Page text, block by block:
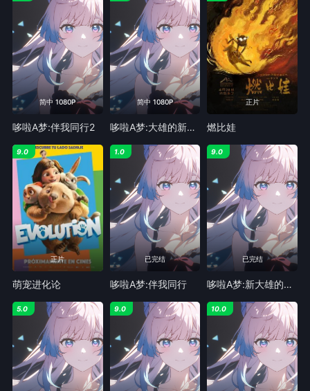
简中 1080P
哆啦A梦:伴我同行2
简中 1080P
哆啦A梦:大雄的新恐龙
正片
燃比娃
正片
9.0
萌宠进化论
已完结
1.0
哆啦A梦:伴我同行
已完结
9.0
哆啦A梦:新大雄的恐龙
5.0 9.0 10.0